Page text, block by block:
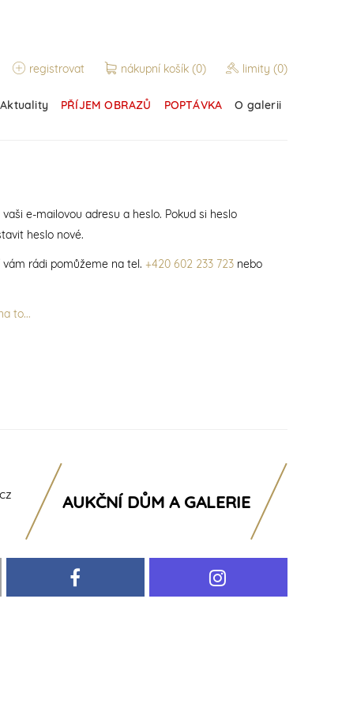
registrovat nákupní košík (0) limity (0)
Aktuality PŘÍJEM OBRAZŮ POPTÁVKA O galerii
e-mailovou adresu a heslo. Pokud si heslo
heslo nové.
rádi pomůžeme na tel. +420 602 233 723nebo
to...
AUKČNÍ DŮM A GALERIE